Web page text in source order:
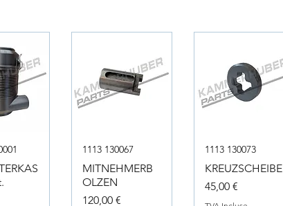
1113 130067
MITNEHMERB
OLZEN
Prix
120,00 €
1113 130073
KREUZSCHEIBE
Prix
45,00 €